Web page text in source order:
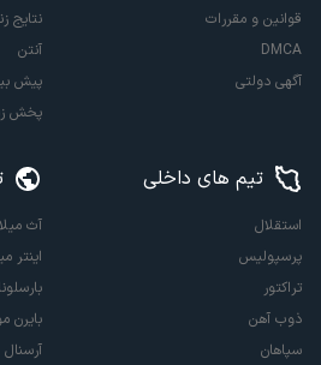
قوانین و مقررات
DMCA
آگهی دولتی
نتایج
آنتن
پیش
پخش
تیم های داخلی
استقلال
پرسپولیس
تراکتور
ذوب آهن
سپاهان
آث
اینتر
بارسلونا
بایرن
آرسنال